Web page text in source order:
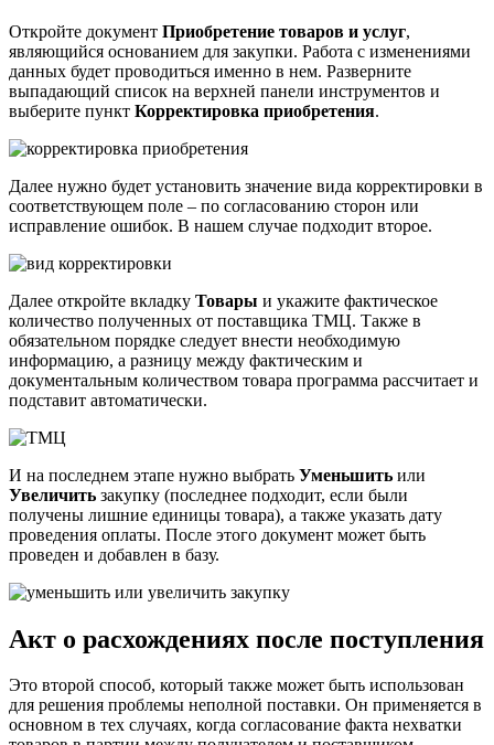
Откройте документ Приобретение товаров и услуг,
являющийся основанием для закупки. Работа с изменениями
данных будет проводиться именно в нем. Разверните
выпадающий список на верхней панели инструментов и
выберите пункт Корректировка приобретения.
Далее нужно будет установить значение вида корректировки в
соответствующем поле – по согласованию сторон или
исправление ошибок. В нашем случае подходит второе.
Далее откройте вкладку Товары и укажите фактическое
количество полученных от поставщика ТМЦ. Также в
обязательном порядке следует внести необходимую
информацию, а разницу между фактическим и
документальным количеством товара программа рассчитает и
подставит автоматически.
И на последнем этапе нужно выбрать Уменьшить или
Увеличить закупку (последнее подходит, если были
получены лишние единицы товара), а также указать дату
проведения оплаты. После этого документ может быть
проведен и добавлен в базу.
Акт о расхождениях после поступления
Это второй способ, который также может быть использован
для решения проблемы неполной поставки. Он применяется в
основном в тех случаях, когда согласование факта нехватки